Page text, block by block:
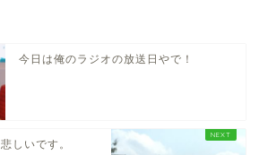
今日は俺のラジオの放送日やで！
しいです。